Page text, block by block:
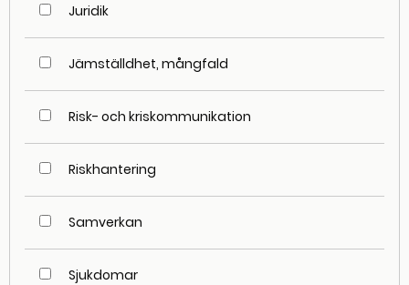
Juridik
Jämställdhet, mångfald
Risk- och kriskommunikation
Riskhantering
Samverkan
Sjukdomar